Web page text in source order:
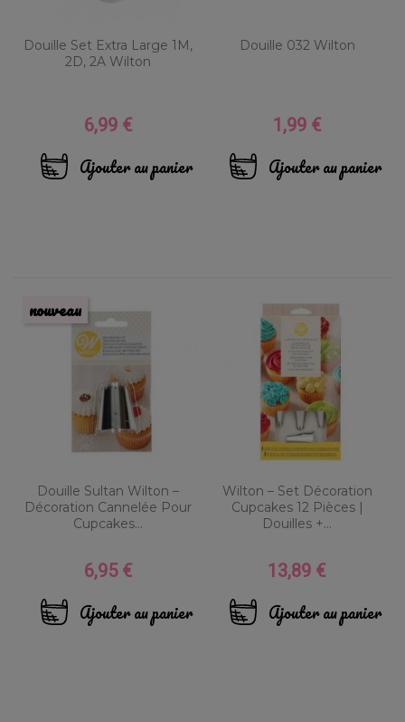
Douille Set Extra Large 1M,
2D, 2A Wilton
Prix
6,99 €
Ajouter au panier
Douille 032 Wilton
Prix
1,99 €
Ajouter au panier
Douille Sultan Wilton –
Décoration Cannelée Pour
Cupcakes...
Prix
6,95 €
Ajouter au panier
nouveau
Wilton – Set Décoration
Cupcakes 12 Pièces |
Douilles +...
Prix
13,89 €
Ajouter au panier